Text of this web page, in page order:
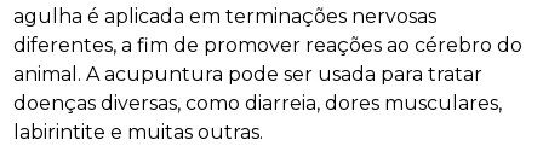
agulha é aplicada em terminações nervosas
diferentes, a fim de promover reações ao cérebro do
animal. A acupuntura pode ser usada para tratar
doenças diversas, como diarreia, dores musculares,
labirintite e muitas outras.